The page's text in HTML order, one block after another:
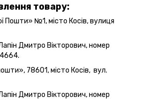
товару:
Пошти» №1, місто Косів, вулиця
Дмитро Вікторович, номер
78601, місто Косів, вул.
Дмитро Вікторович, номер